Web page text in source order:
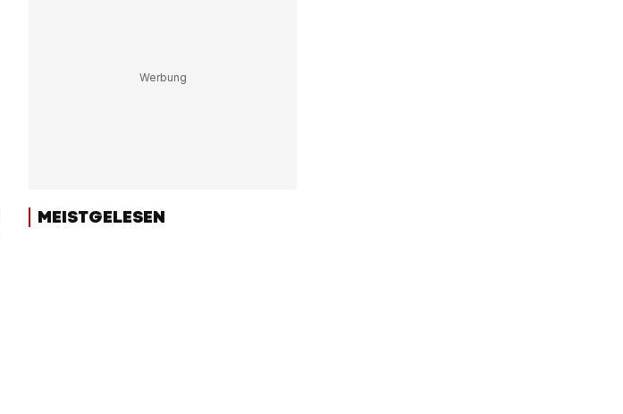
MEISTGELESEN